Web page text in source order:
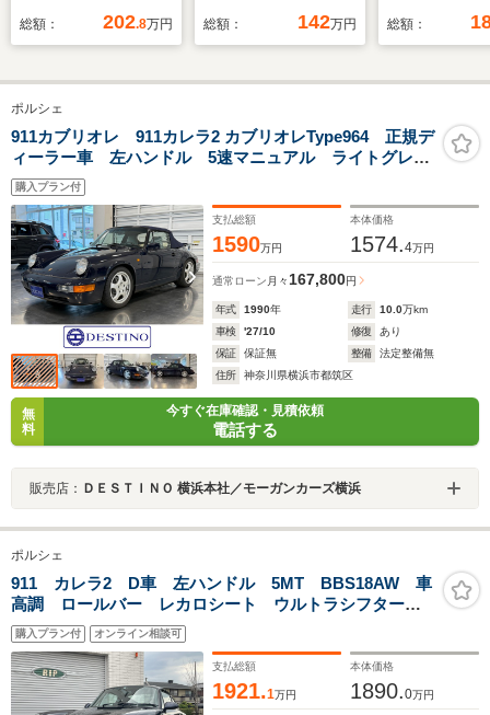
突被害軽減システム
ETC 純正16インチ
アルミ オートライ
ト オートエアコン
リアエアコン
Bluetooth LEDフォ
グ
総額： 202.8万円
ルセグTV/ETC車載器/
ッチ/横滑り防止装置/
キ/リア左側パワース
ライドドア
総額： 142万円
スライドド
スプッシュ
コントロール
リングオーデ
ブレーキ
総額：
ポルシェ
911カブリオレ 911カレラ2 カブリオレType964 正規デ
ィーラー車 左ハンドル 5速マニュアル ライトグレー
レザーシート カブリオレ ネイビー幌 作業明細書有
り
購入プラン付
支払総額
1590万円
本体価格
1574.4万円
通常ローン 月々 167,800円
年式 1990年 走行 10.0万km
車検
'27/10 修復
あり
保証
保証無 整備
法定整備無
住所
神奈川県横浜市都筑区
無
料
今すぐ在庫確認・見積依頼
電話する
販売店： ＤＥＳＴＩＮＯ 横浜本社／モーガンカーズ横浜
ポルシェ
911 カレラ2 D車 左ハンドル 5MT BBS18AW 車
高調 ロールバー レカロシート ウルトラシフター
カーボンボンネット ダックテール 社外マフラー
MOMOハンドル RS仕様Rバンパー
購入プラン付 オンライン相談可
支払総額
1921.1万円
本体価格
1890.0万円